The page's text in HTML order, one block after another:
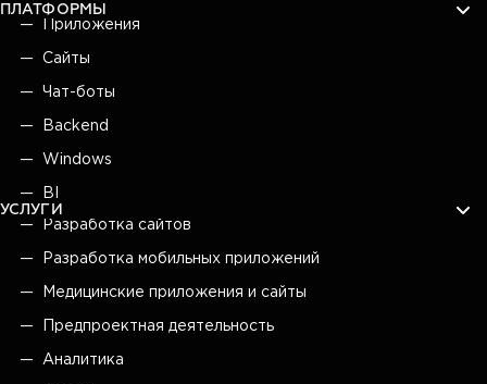
ПЛАТФОРМЫ
Приложения
Сайты
Чат-боты
Backend
Windows
BI
УСЛУГИ
Разработка сайтов
Разработка мобильных приложений
Медицинские приложения и сайты
Предпроектная деятельность
Аналитика